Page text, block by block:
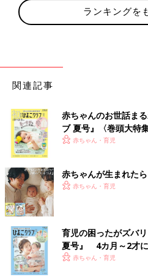
ランキングを
関連記事
赤ちゃんのお世話ま
ブ 夏号』〈巻頭大特
く！ おっぱい・ミル
赤ちゃん・育児
赤ちゃんが生まれた
赤ちゃん・育児
育児の困ったがズバ
夏号』 4カ月～2才に
いっぱい！
赤ちゃん・育児